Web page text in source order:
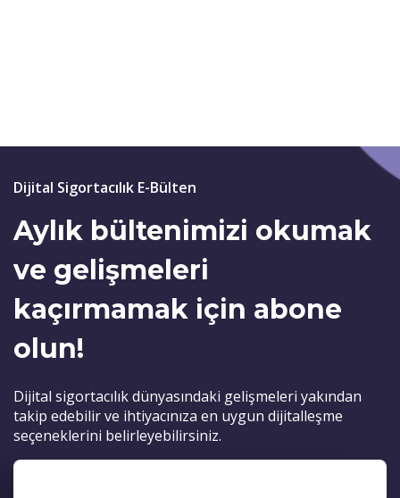
Dijital Sigortacılık E-Bülten
Aylık bültenimizi okumak
ve gelişmeleri
kaçırmamak için abone
olun!
Dijital sigortacılık dünyasındaki gelişmeleri yakından
takip edebilir ve ihtiyacınıza en uygun dijitalleşme
seçeneklerini belirleyebilirsiniz.